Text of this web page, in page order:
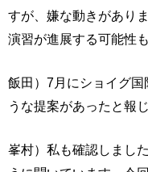
すが、嫌な動きがあり
演習が進展する可能性
飯田）7月にショイグ
うな提案があったと報
峯村）私も確認しまし